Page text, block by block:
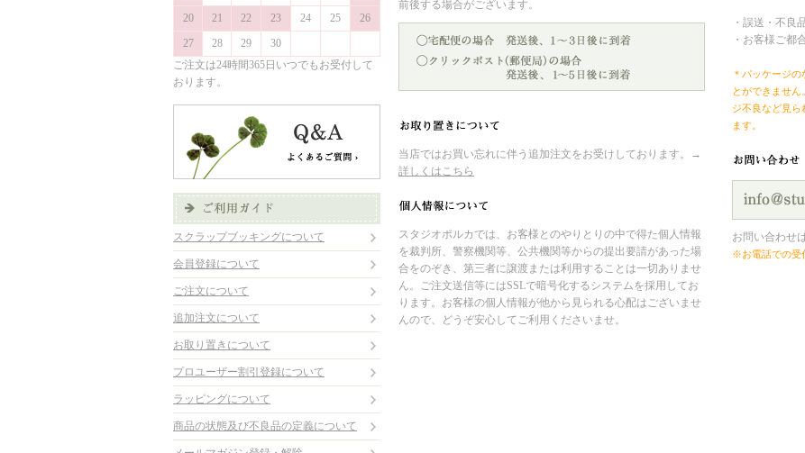
20
21 22 23 24 25
26
27
28 29
30
ご注文は24時間365日いつでもお受付して
おります。
スクラップブッキングについて
会員登録について
ご注文について
追加注文について
お取り置きについて
プロユーザー割引登録について
ラッピングについて
商品の状態及び不良品の定義について
前後する場合がございます。
当店ではお買い忘れに伴う追加注文をお受けしております。→
詳しくはこちら
スタジオポルカでは、お客様とのやりとりの中で得た個人情報
を裁判所、警察機関等、公共機関等からの提出要請があった場
合をのぞき、第三者に譲渡または利用することは一切ありませ
ん。ご注文送信等にはSSLで暗号化するシステムを採用してお
ります。お客様の個人情報が他から見られる心配はございませ
んので、どうぞ安心してご利用くださいませ。
・誤送・不良
・お客様ご都
＊パッケージ
とができませ
ジ不良など見
ます。
お問い合わせ
※お電話での受